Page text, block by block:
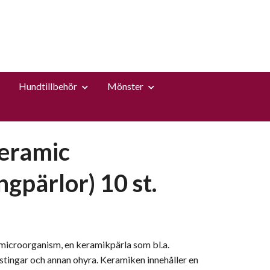
Hundtillbehör Mönster
10 st.
en keramikpärla som bl.a.
och annan ohyra. Keramiken innehåller en